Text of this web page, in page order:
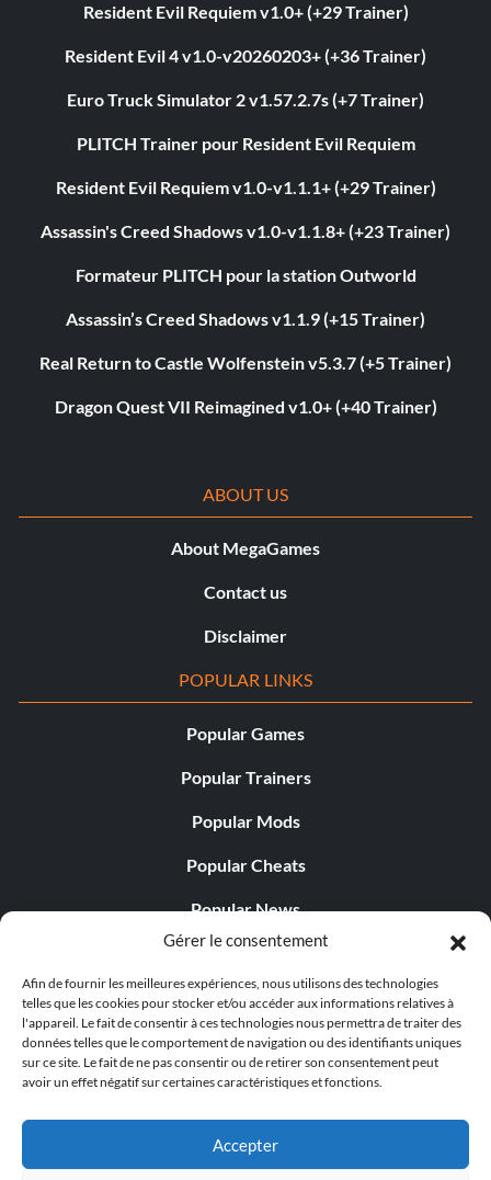
Gérer le consentement
Afin de fournir les meilleures expériences, nous utilisons des technologies
telles que les cookies pour stocker et/ou accéder aux informations relatives à
l'appareil. Le fait de consentir à ces technologies nous permettra de traiter des
données telles que le comportement de navigation ou des identifiants uniques
sur ce site. Le fait de ne pas consentir ou de retirer son consentement peut
avoir un effet négatif sur certaines caractéristiques et fonctions.
Accepter
Resident Evil Requiem v1.0+ (+29 Trainer)
Resident Evil 4 v1.0-v20260203+ (+36 Trainer)
Euro Truck Simulator 2 v1.57.2.7s (+7 Trainer)
PLITCH Trainer pour Resident Evil Requiem
Resident Evil Requiem v1.0-v1.1.1+ (+29 Trainer)
Assassin's Creed Shadows v1.0-v1.1.8+ (+23 Trainer)
Formateur PLITCH pour la station Outworld
Assassin’s Creed Shadows v1.1.9 (+15 Trainer)
Real Return to Castle Wolfenstein v5.3.7 (+5 Trainer)
Dragon Quest VII Reimagined v1.0+ (+40 Trainer)
ABOUT US
About MegaGames
Contact us
Disclaimer
POPULAR LINKS
Popular Games
Popular Trainers
Popular Mods
Popular Cheats
Popular News
Popular Editorials
Popular Free Games
LATEST UPDATES